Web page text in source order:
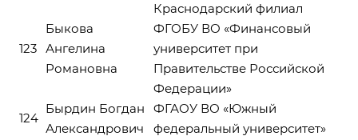
123
Быкова
Ангелина
Романовна
Краснодарский филиал
ФГОБУ ВО «Финансовый
университет при
Правительстве Российской
Федерации»
124
Бырдин Богдан
Александрович
ФГАОУ ВО «Южный
федеральный университет»